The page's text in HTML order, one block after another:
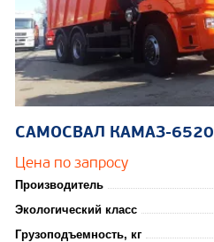
САМОСВАЛ КАМАЗ-6520
Цена по запросу
Производитель
Экологический класс
Грузоподъемность, кг